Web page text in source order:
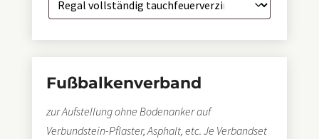
Fußbalkenverband
zur Aufstellung ohne Bodenanker auf
Verbundstein-Pflaster, Asphalt, etc. Je Verbandset